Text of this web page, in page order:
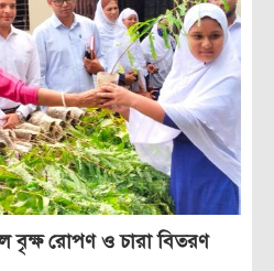
বৃক্ষ রোপণ ও চারা বিতরণ